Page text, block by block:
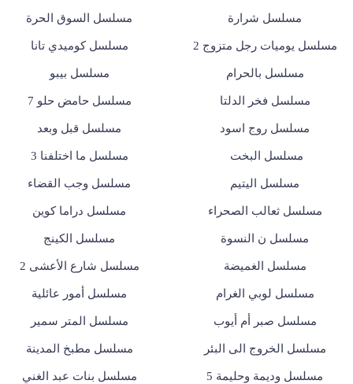
مسلسل شرارة مسلسل السوق الحرة
مسلسل يوميات رجل متزوج 2 مسلسل كوميدي تانا
مسلسل بالحرام مسلسل بيبو
مسلسل فخر الدلتا مسلسل حامض حلو 7
مسلسل روج اسود مسلسل قبل وبعد
مسلسل البخت مسلسل ما اختلفنا 3
مسلسل اليتيم مسلسل وجب القضاء
مسلسل ثعالب الصحراء مسلسل دراما كوين
مسلسل ن النسوة مسلسل الكينج
مسلسل الغميضة مسلسل شارع الأعشى 2
مسلسل لوبي الغرام مسلسل أمور عائلية
مسلسل صبر أم أيوب مسلسل المتر سمير
مسلسل الخروج الى البئر مسلسل مطبخ المدينة
مسلسل وديمة وحليمة 5 مسلسل بنات عبد الغني